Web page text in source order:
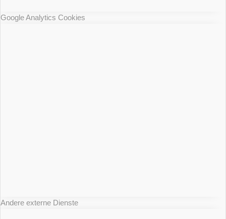
Google Analytics Cookies
Andere externe Dienste